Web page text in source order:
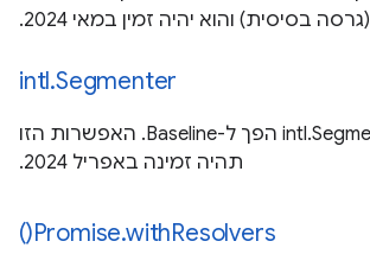
(גרסה בסיסית) והוא יהיה זמין במאי 2024.
intl.Segmenter
intl.Segmenter הפך ל-Baseline. האפשרות הזו
תהיה זמינה באפריל 2024.
Promise.withResolvers()